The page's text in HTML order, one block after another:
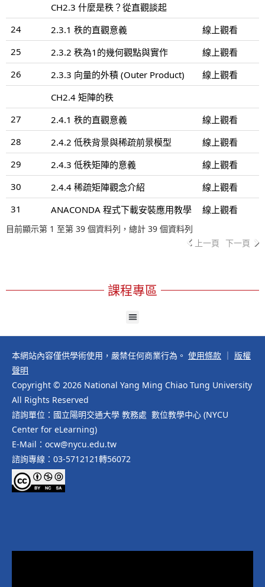
CH2.3 什麼是秩？從直觀談起
24
2.3.1 秩的直觀意義
線上觀看
25
2.3.2 秩為1的幾何觀點與實作
線上觀看
26
2.3.3 向量的外積 (Outer Product)
線上觀看
CH2.4 矩陣的秩
27
2.4.1 秩的直觀意義
線上觀看
28
2.4.2 低秩背景與稀疏前景模型
線上觀看
29
2.4.3 低秩矩陣的意義
線上觀看
30
2.4.4 稀疏矩陣觀念介紹
線上觀看
31
ANACONDA 程式下載安裝應用教學 線上觀看
目前顯示第 1 至第 39 個資料列，總計 39 個資料列
上一頁 下一頁
課程專區
本網站內容僅供學術使用，嚴禁任何商業行為。 使用條款
版權
聲明
Copyright © 2026 National Yang Ming Chiao Tung University
All Rights Reserved
諮詢單位：國立陽明交通大學 教務處 數位教學中心 (NYCU
Center for eLearning)
E-Mail：ocw@nycu.edu.tw
諮詢專線：03-5712121轉56072